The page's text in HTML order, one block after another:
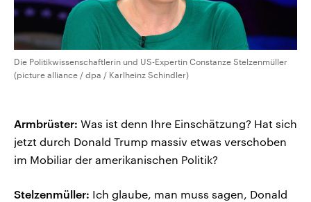
Die Politikwissenschaftlerin und US-Expertin Constanze Stelzenmüller
(picture alliance / dpa / Karlheinz Schindler)
Armbrüster: Was ist denn Ihre Einschätzung? Hat sich
jetzt durch Donald Trump massiv etwas verschoben
im Mobiliar der amerikanischen Politik?
Stelzenmüller: Ich glaube, man muss sagen, Donald